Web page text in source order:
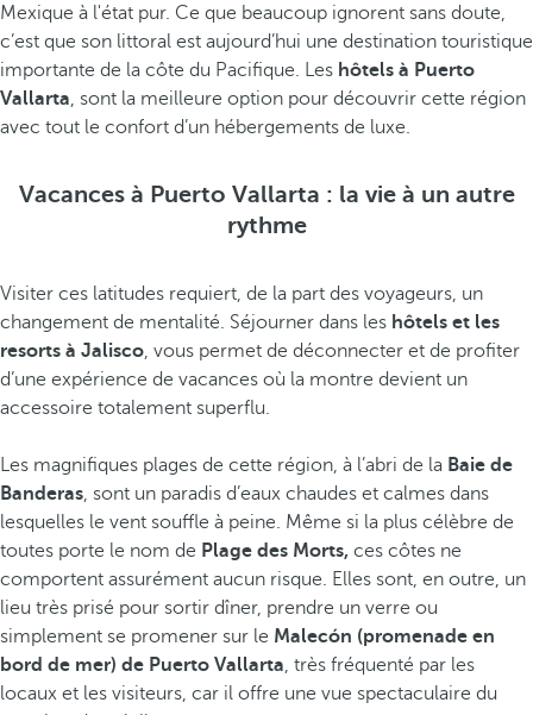
Mexique à l'état pur. Ce que beaucoup ignorent sans doute,
c’est que son littoral est aujourd’hui une destination touristique
importante de la côte du Pacifique. Les hôtels à Puerto
Vallarta, sont la meilleure option pour découvrir cette région
avec tout le confort d’un hébergements de luxe.
Vacances à Puerto Vallarta : la vie à un autre
rythme
Visiter ces latitudes requiert, de la part des voyageurs, un
changement de mentalité. Séjourner dans les hôtels et les
resorts à Jalisco, vous permet de déconnecter et de profiter
d’une expérience de vacances où la montre devient un
accessoire totalement superflu.
Les magnifiques plages de cette région, à l’abri de la Baie de
Banderas, sont un paradis d’eaux chaudes et calmes dans
lesquelles le vent souffle à peine. Même si la plus célèbre de
toutes porte le nom de Plage des Morts, ces côtes ne
comportent assurément aucun risque. Elles sont, en outre, un
lieu très prisé pour sortir dîner, prendre un verre ou
simplement se promener sur le Malecón (promenade en
bord de mer) de Puerto Vallarta, très fréquenté par les
locaux et les visiteurs, car il offre une vue spectaculaire du